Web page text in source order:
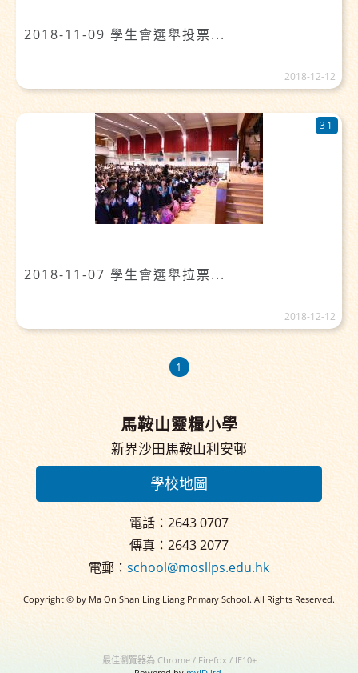
2018-11-09 學生會選舉投票...
2018-12-12
2018-11-07 學生會選舉拉票...
31
2018-12-12
1
馬鞍山靈糧小學
新界沙田馬鞍山利安邨
學校地圖
電話：2643 0707
傳真：2643 2077
電郵：school@mosllps.edu.hk
Copyright © by Ma On Shan Ling Liang Primary School. All Rights Reserved.
最佳瀏覽器為 Chrome / Firefox / IE10+